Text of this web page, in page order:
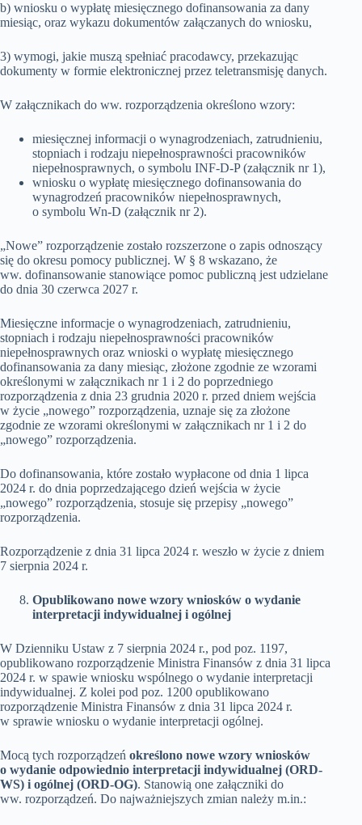
b) wniosku o wypłatę miesięcznego dofinansowania za dany
miesiąc, oraz wykazu dokumentów załączanych do wniosku,
3) wymogi, jakie muszą spełniać pracodawcy, przekazując
dokumenty w formie elektronicznej przez teletransmisję danych.
W załącznikach do ww. rozporządzenia określono wzory:
miesięcznej informacji o wynagrodzeniach, zatrudnieniu,
stopniach i rodzaju niepełnosprawności pracowników
niepełnosprawnych, o symbolu INF-D-P (załącznik nr 1),
wniosku o wypłatę miesięcznego dofinansowania do
wynagrodzeń pracowników niepełnosprawnych,
o symbolu Wn-D (załącznik nr 2).
„Nowe” rozporządzenie zostało rozszerzone o zapis odnoszący
się do okresu pomocy publicznej. W § 8 wskazano, że
ww. dofinansowanie stanowiące pomoc publiczną jest udzielane
do dnia 30 czerwca 2027 r.
Miesięczne informacje o wynagrodzeniach, zatrudnieniu,
stopniach i rodzaju niepełnosprawności pracowników
niepełnosprawnych oraz wnioski o wypłatę miesięcznego
dofinansowania za dany miesiąc, złożone zgodnie ze wzorami
określonymi w załącznikach nr 1 i 2 do poprzedniego
rozporządzenia z dnia 23 grudnia 2020 r. przed dniem wejścia
w życie „nowego” rozporządzenia, uznaje się za złożone
zgodnie ze wzorami określonymi w załącznikach nr 1 i 2 do
„nowego” rozporządzenia.
Do dofinansowania, które zostało wypłacone od dnia 1 lipca
2024 r. do dnia poprzedzającego dzień wejścia w życie
„nowego” rozporządzenia, stosuje się przepisy „nowego”
rozporządzenia.
Rozporządzenie z dnia 31 lipca 2024 r. weszło w życie z dniem
7 sierpnia 2024 r.
Opublikowano nowe wzory wniosków o wydanie
interpretacji indywidualnej i ogólnej
W Dzienniku Ustaw z 7 sierpnia 2024 r., pod poz. 1197,
opublikowano rozporządzenie Ministra Finansów z dnia 31 lipca
2024 r. w spawie wniosku wspólnego o wydanie interpretacji
indywidualnej. Z kolei pod poz. 1200 opublikowano
rozporządzenie Ministra Finansów z dnia 31 lipca 2024 r.
w sprawie wniosku o wydanie interpretacji ogólnej.
Mocą tych rozporządzeń określono nowe wzory wniosków
o wydanie odpowiednio interpretacji indywidualnej (ORD-
WS) i ogólnej (ORD-OG). Stanowią one załączniki do
ww. rozporządzeń. Do najważniejszych zmian należy m.in.: